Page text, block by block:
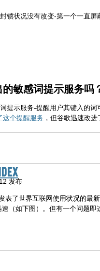
锁状况没有改变-第一个一直屏
敏感词提示服务吗
提示服务-提醒用户其键入的
这个提醒服务 ，但谷歌迅速改
发布
表了世界互联网使用状况的最
（如下图）。但有一个问题即